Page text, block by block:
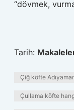
“dövmek,
Tarih:
Çiğ köfte
Çullama köfte